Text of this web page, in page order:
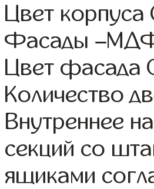
Цвет корпуса
Фасады
Цвет фасада
Количество
Внутреннее
секций со
ящиками